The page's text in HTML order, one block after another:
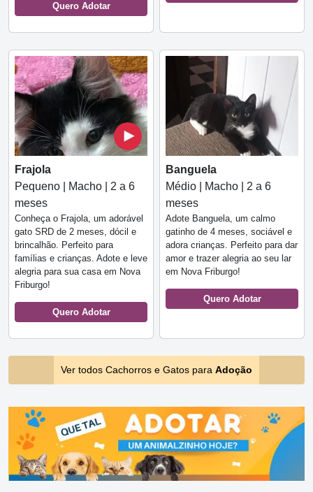
Quero Adotar
Frajola
Pequeno | Macho | 2 a 6
meses
Conheça o Frajola, um adorável
gato SRD de 2 meses, dócil e
brincalhão. Perfeito para
famílias e crianças. Adote e leve
alegria para sua casa em Nova
Friburgo!
Quero Adotar
Banguela
Médio | Macho | 2 a 6
meses
Adote Banguela, um calmo
gatinho de 4 meses, sociável e
adora crianças. Perfeito para dar
amor e trazer alegria ao seu lar
em Nova Friburgo!
Quero Adotar
Ver todos Cachorros e Gatos para Adoção